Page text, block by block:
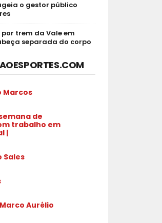
o gestor público
trem da Vale em
separada do corpo
Marcos
de
trabalho em
|
Sales
Aurélio